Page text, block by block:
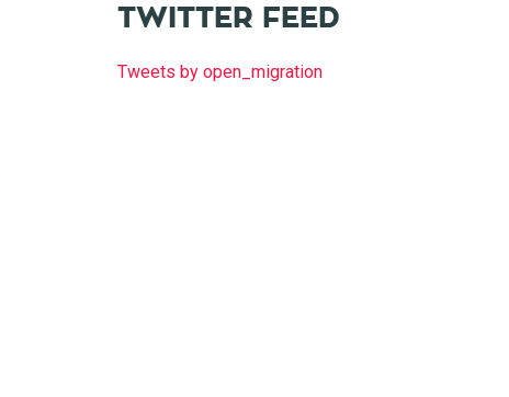
TWITTER FEED
Tweets by open_migration